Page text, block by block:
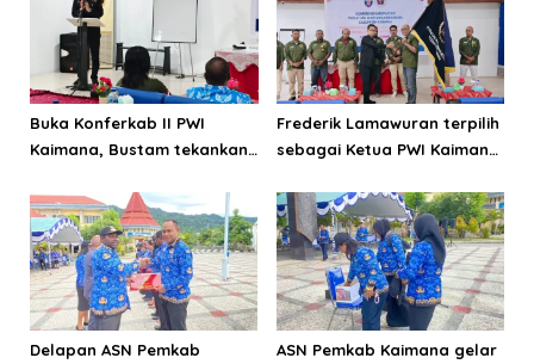
Buka Konferkab II PWI
Kaimana, Bustam tekankan
dan perilaku
Frederik Lamawuran terpilih
sebagai Ketua PWI Kaimana
Delapan ASN Pemkab
ASN Pemkab Kaimana gelar